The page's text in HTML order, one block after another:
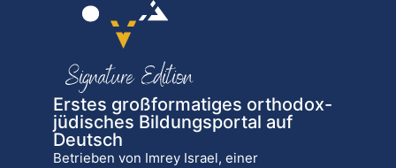
Erstes großformatiges orthodox-
jüdisches Bildungsportal auf
Deutsch
Betrieben von Imrey Israel, einer